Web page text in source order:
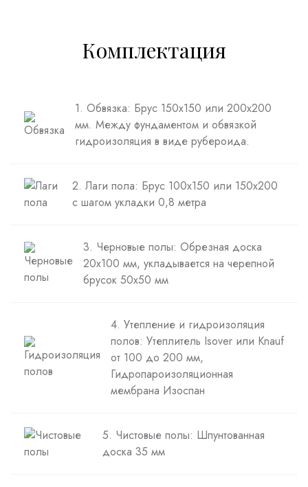
Комплектация
1. Обвязка: Брус 150х150 или 200х200
мм. Между фундаментом и обвязкой
гидроизоляция в виде рубероида.
2. Лаги пола: Брус 100х150 или 150х200
с шагом укладки 0,8 метра
3. Черновые полы: Обрезная доска
20х100 мм, укладывается на черепной
брусок 50х50 мм
4. Утепление и гидроизоляция
полов: Утеплитель Isover или Knauf
от 100 до 200 мм,
Гидропароизоляционная
мембрана Изоспан
5. Чистовые полы: Шпунтованная
доска 35 мм